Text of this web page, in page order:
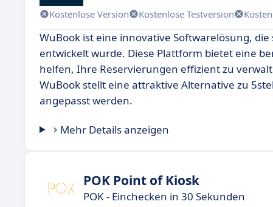
Kostenlose Version Kostenlose Testversion
WuBook ist eine innovative Softwarelösung,
entwickelt wurde. Diese Plattform bietet eine
helfen, Ihre Reservierungen effizient zu
WuBook stellt eine attraktive Alternative zu
angepasst werden.
Mehr Details anzeigen
POK Point of Kiosk
POK - Einchecken in 30 Sekunden